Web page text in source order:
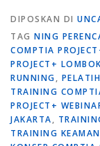
DIPOSKAN DI
TAG NING
COMPTIA
PROJECT+ LOMBOK
RUNNING,
TRAINING
PROJECT+
JAKARTA,
TRAINING